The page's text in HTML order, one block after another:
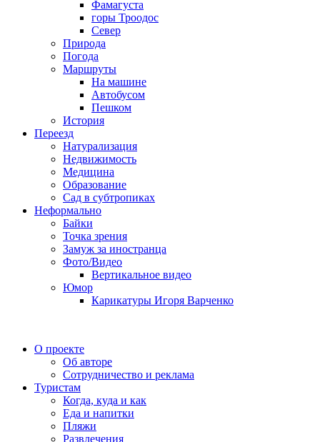
Фамагуста
горы Троодос
Север
Природа
Погода
Маршруты
На машине
Автобусом
Пешком
История
Переезд
Натурализация
Недвижимость
Медицина
Образование
Сад в субтропиках
Неформально
Байки
Точка зрения
Замуж за иностранца
Фото/Видео
Вертикальное видео
Юмор
Карикатуры Игоря Варченко
О проекте
Об авторе
Сотрудничество и реклама
Туристам
Когда, куда и как
Еда и напитки
Пляжи
Развлечения